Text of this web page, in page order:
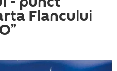
Flancului